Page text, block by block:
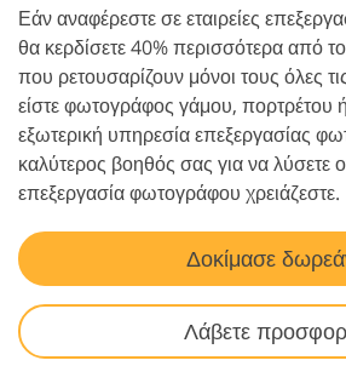
Εάν αναφέρεστε σε εταιρείες
θα κερδίσετε 40% περισσότερα από
που ρετουσαρίζουν μόνοι τους όλες
είστε φωτογράφος γάμου, πορτρέτου
εξωτερική υπηρεσία επεξεργασίας
καλύτερος βοηθός σας για να λύσετε
επεξεργασία φωτογράφου χρειάζεστε.
Δοκίμασε
Λάβετε